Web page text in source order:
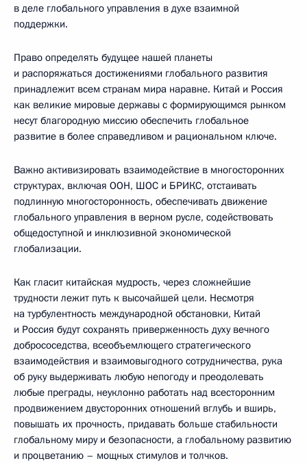
в деле глобального управления в духе взаимной
поддержки.
Право определять будущее нашей планеты
и распоряжаться достижениями глобального развития
принадлежит всем странам мира наравне. Китай и Россия
как великие мировые державы с формирующимся рынком
несут благородную миссию обеспечить глобальное
развитие в более справедливом и рациональном ключе.
Важно активизировать взаимодействие в многосторонних
структурах, включая ООН, ШОС и БРИКС, отстаивать
подлинную многосторонность, обеспечивать движение
глобального управления в верном русле, содействовать
общедоступной и инклюзивной экономической
глобализации.
Как гласит китайская мудрость, через сложнейшие
трудности лежит путь к высочайшей цели. Несмотря
на турбулентность международной обстановки, Китай
и Россия будут сохранять приверженность духу вечного
добрососедства, всеобъемлющего стратегического
взаимодействия и взаимовыгодного сотрудничества, рука
об руку выдерживать любую непогоду и преодолевать
любые преграды, неуклонно работать над всесторонним
продвижением двусторонних отношений вглубь и вширь,
повышать их прочность, придавать больше стабильности
глобальному миру и безопасности, а глобальному развитию
и процветанию – мощных стимулов и толчков.